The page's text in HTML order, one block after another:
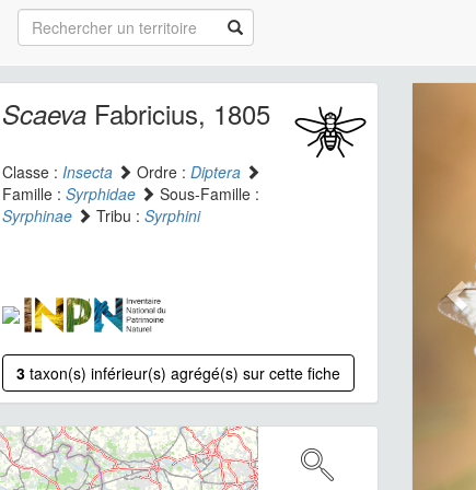
ScaevaFabricius, 1805
Classe : Insecta Ordre : Diptera
Famille : Syrphidae
Sous-Famille :
Syrphinae
Tribu : Syrphini
3 taxon(s) inférieur(s) agrégé(s) sur cette fiche